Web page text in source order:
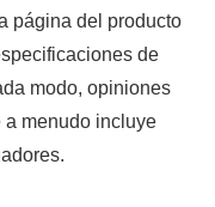
página del producto
de
modo, opiniones
a menudo incluye